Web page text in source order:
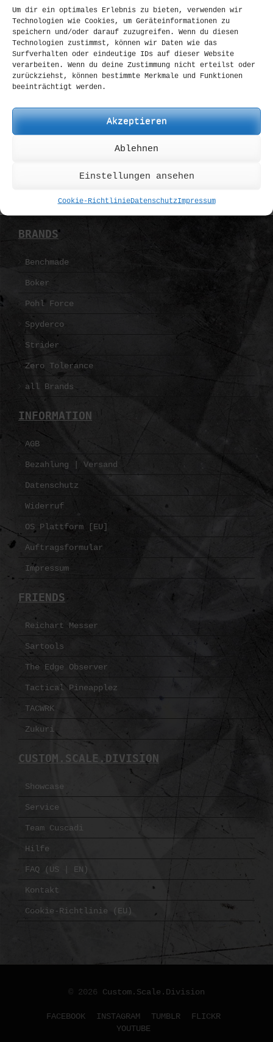
Um dir ein optimales Erlebnis zu bieten, verwenden wir
Technologien wie Cookies, um Geräteinformationen zu
speichern und/oder darauf zuzugreifen. Wenn du diesen
Technologien zustimmst, können wir Daten wie das
Surfverhalten oder eindeutige IDs auf dieser Website
verarbeiten. Wenn du deine Zustimmung nicht erteilst oder
zurückziehst, können bestimmte Merkmale und Funktionen
beeinträchtigt werden.
Akzeptieren
Ablehnen
Einstellungen ansehen
Cookie-RichtlinieDatenschutzImpressum
Paypal:
Quick & Easy
SEPA transfer:
EU only
Credit Card:
via Paypal Gateway
(PayPal FAQ)
Delivery:
EU:
3-5 D
Custom Orders:
BRANDS
Benchmade
Boker
Pohl Force
Spyderco
Strider
Zero Tolerance
all Brands
INFORMATION
AGB
Bezahlung | Versand
Datenschutz
Widerruf
OS Plattform [EU]
Auftragsformular
Impressum
FRIENDS
Reichart Messer
Sartools
The Edge Observer
Tactical Pineapplez
TACWRK
Zukuri
CUSTOM.SCALE.DIVISION
Showcase
Service
Team Cuscadi
Hilfe
FAQ (US | EN)
Kontakt
Cookie-Richtlinie (EU)
© 2026 Custom.Scale.Division
FACEBOOK INSTAGRAM TUMBLR
FLICKR
YOUTUBE